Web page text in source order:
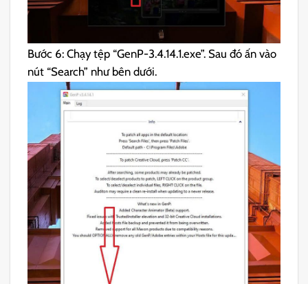
Bước 6: Chạy tệp “GenP-3.4.14.1.exe”. Sau đó ấn vào
nút “Search” như bên dưới.